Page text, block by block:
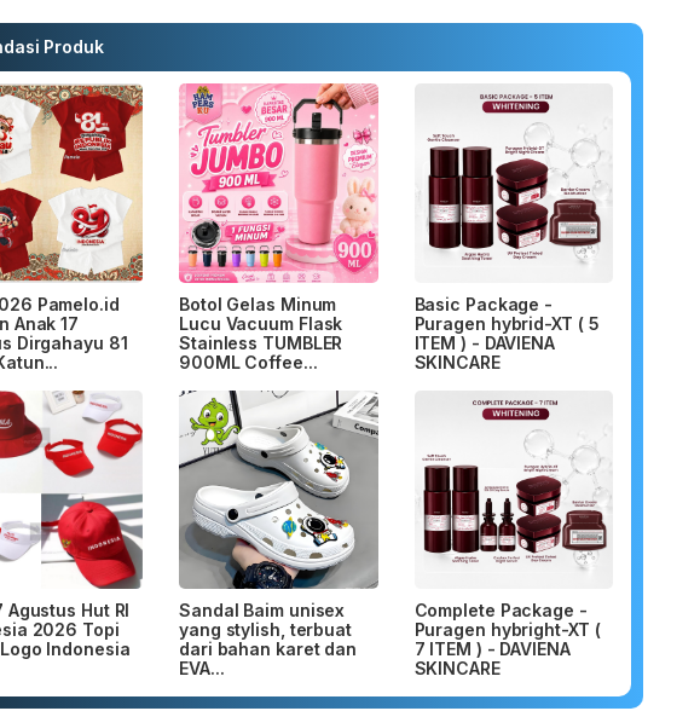
Produk
Pamelo.id
Anak 17
Dirgahayu 81
Botol Gelas Minum
Lucu Vacuum Flask
Stainless TUMBLER
900ML Coffee...
Basic Package -
Puragen hybrid-XT ( 5
ITEM ) - DAVIENA
SKINCARE
Agustus Hut RI
2026 Topi
Indonesia
Sandal Baim unisex
yang stylish, terbuat
dari bahan karet dan
EVA...
Complete Package -
Puragen hybright-XT (
7 ITEM ) - DAVIENA
SKINCARE